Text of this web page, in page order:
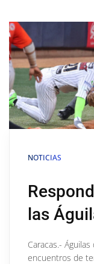
NOTICIAS
las
Caracas.-
encuentros de